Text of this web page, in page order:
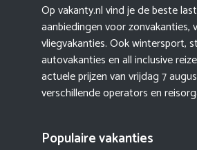
Op vakanty.nl vind je de beste
aanbiedingen voor zonvakanties,
vliegvakanties. Ook wintersport,
autovakanties en all inclusive
actuele prijzen vanvrijdag 7
verschillende operators en
Populaire vakanties